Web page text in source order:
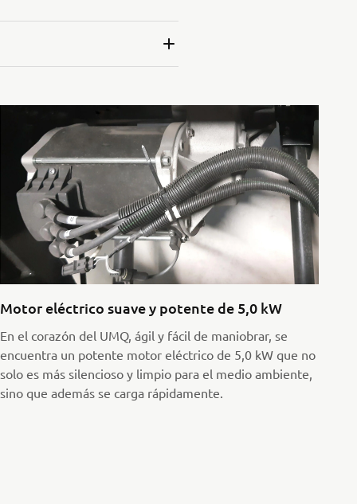
Motor eléctrico suave y potente de 5,0 kW
En el corazón del UMQ, ágil y fácil de maniobrar, se
encuentra un potente motor eléctrico de 5,0 kW que no
solo es más silencioso y limpio para el medio ambiente,
sino que además se carga rápidamente.